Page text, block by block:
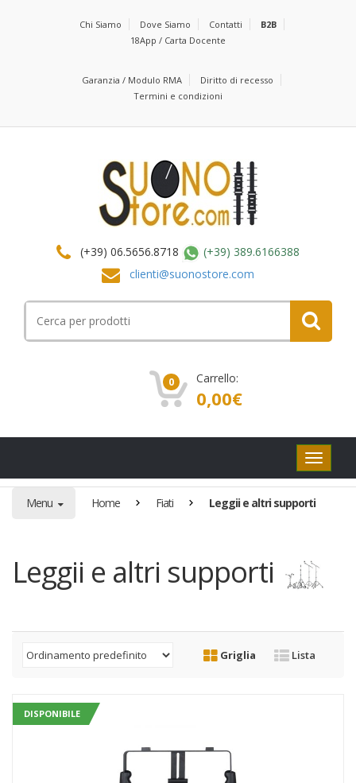
Chi Siamo Dove Siamo Contatti
B2B
18App / Carta Docente
Garanzia / Modulo RMA
Diritto di recesso
Termini e condizioni
(+39) 06.5656.8718
(+39) 389.6166388
clienti@suonostore.com
per:
0 Carrello:
0,00€
Pulsanti
di
Menu Home Fiati Leggii e altri supporti
Leggii e altri supporti
Griglia Lista
DISPONIBILE